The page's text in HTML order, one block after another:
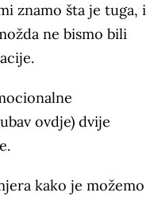
znamo šta je tuga, i
ne bismo bili
ovdje) dvije
kako je možemo